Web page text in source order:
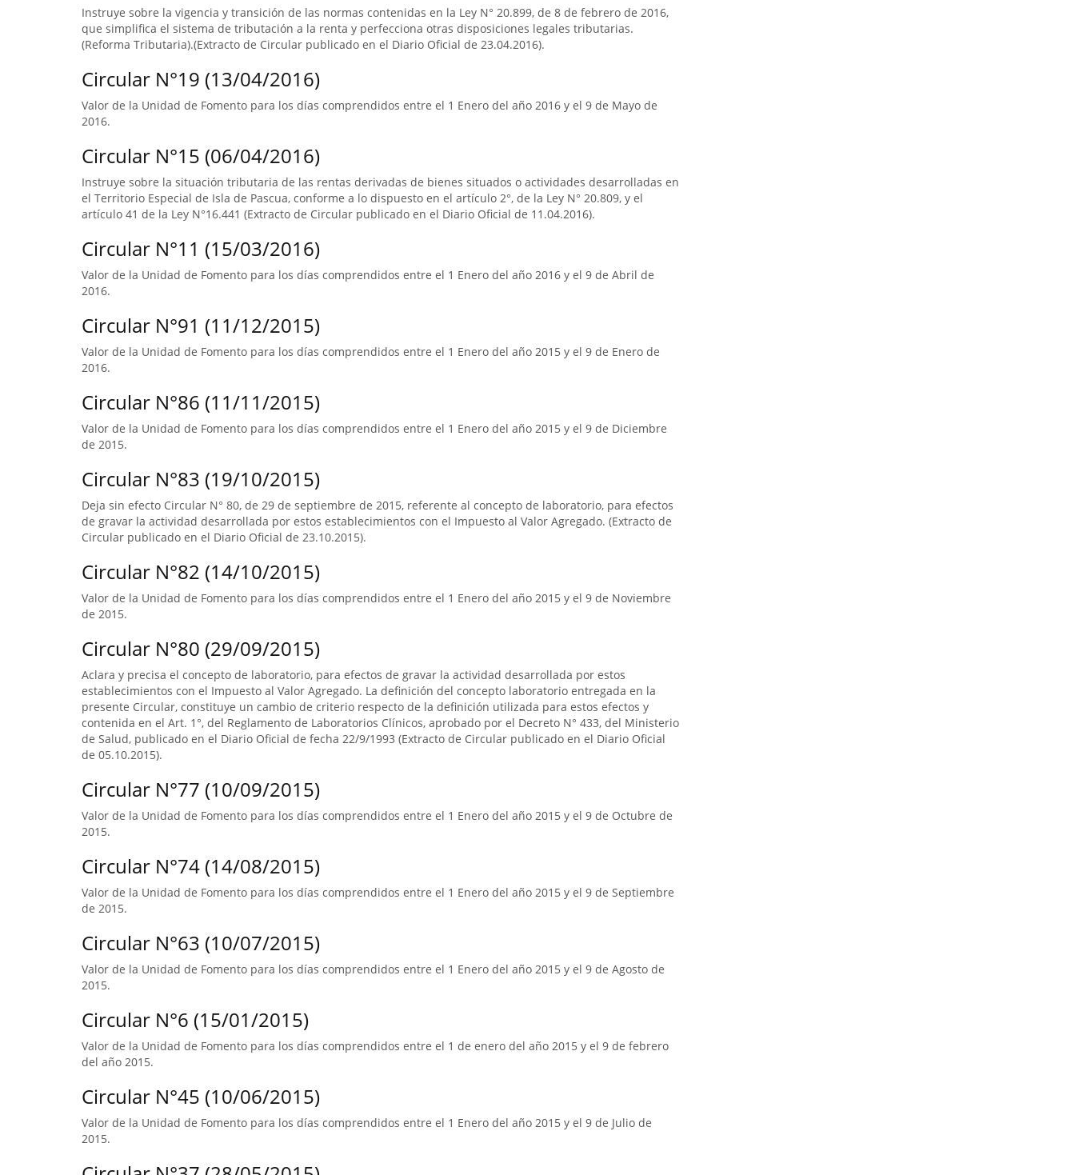
Instruye sobre la vigencia y transición de las normas contenidas en la Ley N° 20.899, de 8 de febrero de 2016,
que simplifica el sistema de tributación a la renta y perfecciona otras disposiciones legales tributarias.
(Reforma Tributaria).(Extracto de Circular publicado en el Diario Oficial de 23.04.2016).
Circular N°19 (13/04/2016)
Valor de la Unidad de Fomento para los días comprendidos entre el 1 Enero del año 2016 y el 9 de Mayo de
2016.
Circular N°15 (06/04/2016)
Instruye sobre la situación tributaria de las rentas derivadas de bienes situados o actividades desarrolladas en
el Territorio Especial de Isla de Pascua, conforme a lo dispuesto en el artículo 2°, de la Ley N° 20.809, y el
artículo 41 de la Ley N°16.441 (Extracto de Circular publicado en el Diario Oficial de 11.04.2016).
Circular N°11 (15/03/2016)
Valor de la Unidad de Fomento para los días comprendidos entre el 1 Enero del año 2016 y el 9 de Abril de
2016.
Circular N°91 (11/12/2015)
Valor de la Unidad de Fomento para los días comprendidos entre el 1 Enero del año 2015 y el 9 de Enero de
2016.
Circular N°86 (11/11/2015)
Valor de la Unidad de Fomento para los días comprendidos entre el 1 Enero del año 2015 y el 9 de Diciembre
de 2015.
Circular N°83 (19/10/2015)
Deja sin efecto Circular N° 80, de 29 de septiembre de 2015, referente al concepto de laboratorio, para efectos
de gravar la actividad desarrollada por estos establecimientos con el Impuesto al Valor Agregado. (Extracto de
Circular publicado en el Diario Oficial de 23.10.2015).
Circular N°82 (14/10/2015)
Valor de la Unidad de Fomento para los días comprendidos entre el 1 Enero del año 2015 y el 9 de Noviembre
de 2015.
Circular N°80 (29/09/2015)
Aclara y precisa el concepto de laboratorio, para efectos de gravar la actividad desarrollada por estos
establecimientos con el Impuesto al Valor Agregado. La definición del concepto laboratorio entregada en la
presente Circular, constituye un cambio de criterio respecto de la definición utilizada para estos efectos y
contenida en el Art. 1°, del Reglamento de Laboratorios Clínicos, aprobado por el Decreto N° 433, del Ministerio
de Salud, publicado en el Diario Oficial de fecha 22/9/1993 (Extracto de Circular publicado en el Diario Oficial
de 05.10.2015).
Circular N°77 (10/09/2015)
Valor de la Unidad de Fomento para los días comprendidos entre el 1 Enero del año 2015 y el 9 de Octubre de
2015.
Circular N°74 (14/08/2015)
Valor de la Unidad de Fomento para los días comprendidos entre el 1 Enero del año 2015 y el 9 de Septiembre
de 2015.
Circular N°63 (10/07/2015)
Valor de la Unidad de Fomento para los días comprendidos entre el 1 Enero del año 2015 y el 9 de Agosto de
2015.
Circular N°6 (15/01/2015)
Valor de la Unidad de Fomento para los días comprendidos entre el 1 de enero del año 2015 y el 9 de febrero
del año 2015.
Circular N°45 (10/06/2015)
Valor de la Unidad de Fomento para los días comprendidos entre el 1 Enero del año 2015 y el 9 de Julio de
2015.